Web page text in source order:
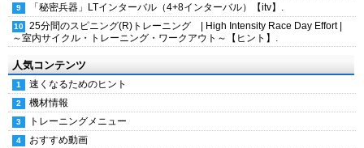
「秘密兵器」LTインターバル（4+8インターバル）【itv】.
25分間のスピニング(R)トレーニング | High Intensity Race Day Effort |
～室内サイクル・トレーニング・ワークアウト～【ヒント】.
人気コンテンツ
速くなるためのヒント
機材情報
トレーニングメニュー
おすすめ動画